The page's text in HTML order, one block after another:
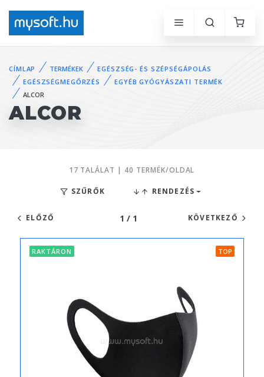
CÍMLAP TERMÉKEK
EGÉSZSÉG- ÉS SZÉPSÉGÁPOLÁS
EGÉSZSÉGMEGŐRZÉS
EGYÉB GYÓGYÁSZATI TERMÉK
ALCOR
ALCOR
17 TALÁLAT | 40 TERMÉK/OLDAL
SZŰRŐK RENDEZÉS
ELŐZŐ 1 / 1 KÖVETKEZŐ
RAKTÁRON TOP